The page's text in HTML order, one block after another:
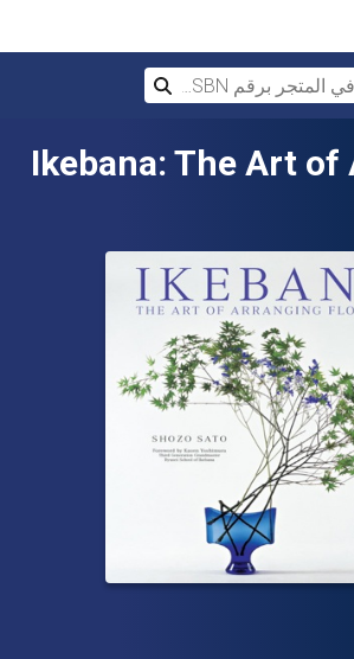
تخطي إلى المحتوى الرئيسي
Ikebana: The Art of